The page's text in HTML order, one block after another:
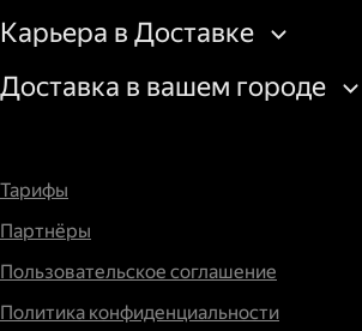
Карьера в Доставке
Доставка в вашем городе
Тарифы
Партнёры
Пользовательское соглашение
Политика конфиденциальности